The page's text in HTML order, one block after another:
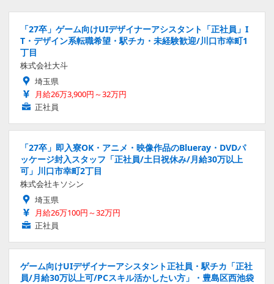
「27卒」ゲーム向けUIデザイナーアシスタント「正社員」I
T・デザイン系転職希望・駅チカ・未経験歓迎/川口市幸町1
丁目
株式会社大斗
埼玉県
月給26万3,900円～32万円
正社員
「27卒」即入寮OK・アニメ・映像作品のBlueray・DVDパ
ッケージ封入スタッフ「正社員/土日祝休み/月給30万以上
可」川口市幸町2丁目
株式会社キソシン
埼玉県
月給26万100円～32万円
正社員
ゲーム向けUIデザイナーアシスタント正社員・駅チカ「正社
員/月給30万以上可/PCスキル活かしたい方」・豊島区西池袋